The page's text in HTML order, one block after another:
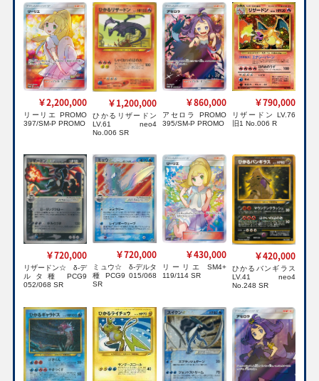
￥2,200,000
リーリエ PROMO
397/SM-P PROMO
￥1,200,000
ひかるリザードン
LV.61 neo4
No.006 SR
￥860,000
アセロラ PROMO
395/SM-P PROMO
￥790,000
リザードン LV.76
旧1 No.006 R
￥720,000
リザードン☆ δ-デ
ルタ種 PCG9
052/068 SR
￥720,000
ミュウ☆ δ-デルタ
種 PCG9 015/068
SR
￥430,000
リーリエ SM4+
119/114 SR
￥420,000
ひかるバンギラス
LV.41 neo4
No.248 SR